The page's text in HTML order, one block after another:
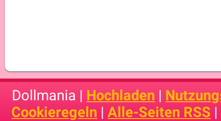
Dollmania | Hochladen |
Cookieregeln |Alle-Seiten RSS |